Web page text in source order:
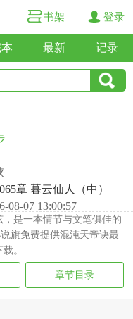
书架 登录
最新 记录
章 暮云仙人（中）
08-07 13:00:57
是一本情节与文笔俱佳的
旗免费提供混沌天帝诀最
。
章节目录